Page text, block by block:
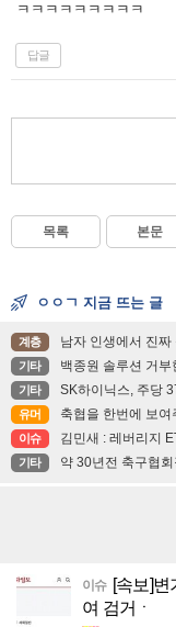
ㅋㅋㅋㅋㅋㅋㅋㅋㅋ
답글
목록 본문
ㅇㅇㄱ 지금 뜨는 글
계층 남자 인생에서 진짜
기타 백종원 솔루션 거
기타 SK하이닉스, 주당
유머 축협을 한번에 보여
이슈 김민새 : 레버리지
기타 약 30년전 축구협
이슈 [속보]변
여 검거ㆍ